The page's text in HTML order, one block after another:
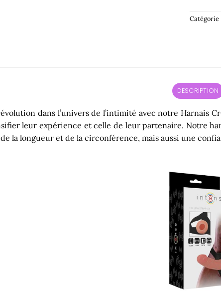
Catégorie
DESCRIPTION
dans l’univers de l’intimité avec notre Harnais
leur expérience et celle de leur partenaire. Notre
la longueur et de la circonférence, mais aussi une